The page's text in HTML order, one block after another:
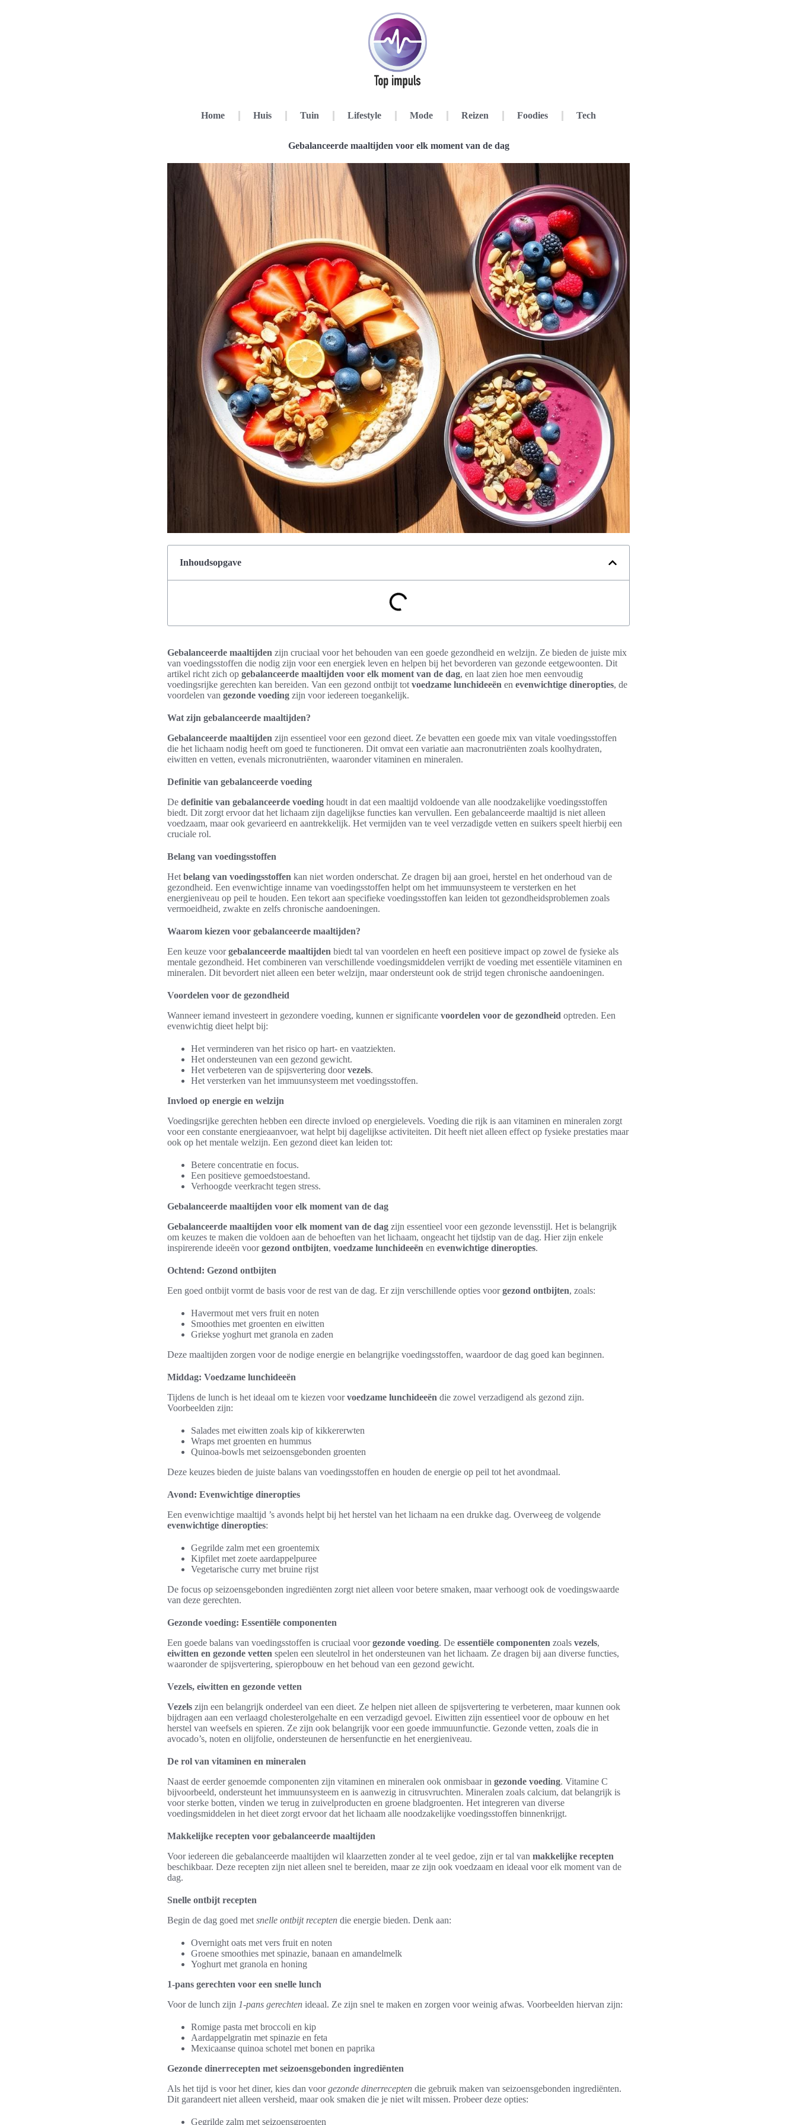
Home Huis Tuin Lifestyle Mode Reizen Foodies Tech
Gebalanceerde maaltijden voor elk moment van de dag
Inhoudsopgave
Gebalanceerde maaltijden zijn cruciaal voor het behouden van een goede gezondheid en welzijn. Ze bieden de juiste mix
van voedingsstoffen die nodig zijn voor een energiek leven en helpen bij het bevorderen van gezonde eetgewoonten. Dit
artikel richt zich op gebalanceerde maaltijden voor elk moment van de dag, en laat zien hoe men eenvoudig
voedingsrijke gerechten kan bereiden. Van een gezond ontbijt tot voedzame lunchideeën en evenwichtige dineropties, de
voordelen van gezonde voeding zijn voor iedereen toegankelijk.
Wat zijn gebalanceerde maaltijden?
Gebalanceerde maaltijden zijn essentieel voor een gezond dieet. Ze bevatten een goede mix van vitale voedingsstoffen
die het lichaam nodig heeft om goed te functioneren. Dit omvat een variatie aan macronutriënten zoals koolhydraten,
eiwitten en vetten, evenals micronutriënten, waaronder vitaminen en mineralen.
Definitie van gebalanceerde voeding
De definitie van gebalanceerde voeding houdt in dat een maaltijd voldoende van alle noodzakelijke voedingsstoffen
biedt. Dit zorgt ervoor dat het lichaam zijn dagelijkse functies kan vervullen. Een gebalanceerde maaltijd is niet alleen
voedzaam, maar ook gevarieerd en aantrekkelijk. Het vermijden van te veel verzadigde vetten en suikers speelt hierbij een
cruciale rol.
Belang van voedingsstoffen
Het belang van voedingsstoffen kan niet worden onderschat. Ze dragen bij aan groei, herstel en het onderhoud van de
gezondheid. Een evenwichtige inname van voedingsstoffen helpt om het immuunsysteem te versterken en het
energieniveau op peil te houden. Een tekort aan specifieke voedingsstoffen kan leiden tot gezondheidsproblemen zoals
vermoeidheid, zwakte en zelfs chronische aandoeningen.
Waarom kiezen voor gebalanceerde maaltijden?
Een keuze voorgebalanceerde maaltijden biedt tal van voordelen en heeft een positieve impact op zowel de fysieke als
mentale gezondheid. Het combineren van verschillende voedingsmiddelen verrijkt de voeding met essentiële vitaminen en
mineralen. Dit bevordert niet alleen een beter welzijn, maar ondersteunt ook de strijd tegen chronische aandoeningen.
Voordelen voor de gezondheid
Wanneer iemand investeert in gezondere voeding, kunnen er significante voordelen voor de gezondheid optreden. Een
evenwichtig dieet helpt bij:
Het verminderen van het risico op hart- en vaatziekten.
Het ondersteunen van een gezond gewicht.
Het verbeteren van de spijsvertering doorvezels.
Het versterken van het immuunsysteem met voedingsstoffen.
Invloed op energie en welzijn
Voedingsrijke gerechten hebben een directe invloed op energielevels. Voeding die rijk is aan vitaminen en mineralen zorgt
voor een constante energieaanvoer, wat helpt bij dagelijkse activiteiten. Dit heeft niet alleen effect op fysieke prestaties maar
ook op het mentale welzijn. Een gezond dieet kan leiden tot:
Betere concentratie en focus.
Een positieve gemoedstoestand.
Verhoogde veerkracht tegen stress.
Gebalanceerde maaltijden voor elk moment van de dag
Gebalanceerde maaltijden voor elk moment van de dag zijn essentieel voor een gezonde levensstijl. Het is belangrijk
om keuzes te maken die voldoen aan de behoeften van het lichaam, ongeacht het tijdstip van de dag. Hier zijn enkele
inspirerende ideeën voorgezond ontbijten, voedzame lunchideeën en evenwichtige dineropties.
Ochtend: Gezond ontbijten
Een goed ontbijt vormt de basis voor de rest van de dag. Er zijn verschillende opties voorgezond ontbijten, zoals:
Havermout met vers fruit en noten
Smoothies met groenten en eiwitten
Griekse yoghurt met granola en zaden
Deze maaltijden zorgen voor de nodige energie en belangrijke voedingsstoffen, waardoor de dag goed kan beginnen.
Middag: Voedzame lunchideeën
Tijdens de lunch is het ideaal om te kiezen voorvoedzame lunchideeën die zowel verzadigend als gezond zijn.
Voorbeelden zijn:
Salades met eiwitten zoals kip of kikkererwten
Wraps met groenten en hummus
Quinoa-bowls met seizoensgebonden groenten
Deze keuzes bieden de juiste balans van voedingsstoffen en houden de energie op peil tot het avondmaal.
Avond: Evenwichtige dineropties
Een evenwichtige maaltijd ’s avonds helpt bij het herstel van het lichaam na een drukke dag. Overweeg de volgende
evenwichtige dineropties:
Gegrilde zalm met een groentemix
Kipfilet met zoete aardappelpuree
Vegetarische curry met bruine rijst
De focus op seizoensgebonden ingrediënten zorgt niet alleen voor betere smaken, maar verhoogt ook de voedingswaarde
van deze gerechten.
Gezonde voeding: Essentiële componenten
Een goede balans van voedingsstoffen is cruciaal voorgezonde voeding. De essentiële componenten zoals vezels,
eiwitten en gezonde vetten spelen een sleutelrol in het ondersteunen van het lichaam. Ze dragen bij aan diverse functies,
waaronder de spijsvertering, spieropbouw en het behoud van een gezond gewicht.
Vezels, eiwitten en gezonde vetten
Vezels zijn een belangrijk onderdeel van een dieet. Ze helpen niet alleen de spijsvertering te verbeteren, maar kunnen ook
bijdragen aan een verlaagd cholesterolgehalte en een verzadigd gevoel. Eiwitten zijn essentieel voor de opbouw en het
herstel van weefsels en spieren. Ze zijn ook belangrijk voor een goede immuunfunctie. Gezonde vetten, zoals die in
avocado’s, noten en olijfolie, ondersteunen de hersenfunctie en het energieniveau.
De rol van vitaminen en mineralen
Naast de eerder genoemde componenten zijn vitaminen en mineralen ook onmisbaar in gezonde voeding. Vitamine C
bijvoorbeeld, ondersteunt het immuunsysteem en is aanwezig in citrusvruchten. Mineralen zoals calcium, dat belangrijk is
voor sterke botten, vinden we terug in zuivelproducten en groene bladgroenten. Het integreren van diverse
voedingsmiddelen in het dieet zorgt ervoor dat het lichaam alle noodzakelijke voedingsstoffen binnenkrijgt.
Makkelijke recepten voor gebalanceerde maaltijden
Voor iedereen die gebalanceerde maaltijden wil klaarzetten zonder al te veel gedoe, zijn er tal van makkelijke recepten
beschikbaar. Deze recepten zijn niet alleen snel te bereiden, maar ze zijn ook voedzaam en ideaal voor elk moment van de
dag.
Snelle ontbijt recepten
Begin de dag goed met snelle ontbijt recepten die energie bieden. Denk aan:
Overnight oats met vers fruit en noten
Groene smoothies met spinazie, banaan en amandelmelk
Yoghurt met granola en honing
1-pans gerechten voor een snelle lunch
Voor de lunch zijn 1-pans gerechten ideaal. Ze zijn snel te maken en zorgen voor weinig afwas. Voorbeelden hiervan zijn:
Romige pasta met broccoli en kip
Aardappelgratin met spinazie en feta
Mexicaanse quinoa schotel met bonen en paprika
Gezonde dinerrecepten met seizoensgebonden ingrediënten
Als het tijd is voor het diner, kies dan voorgezonde dinerrecepten die gebruik maken van seizoensgebonden ingrediënten.
Dit garandeert niet alleen versheid, maar ook smaken die je niet wilt missen. Probeer deze opties:
Gegrilde zalm met seizoensgroenten